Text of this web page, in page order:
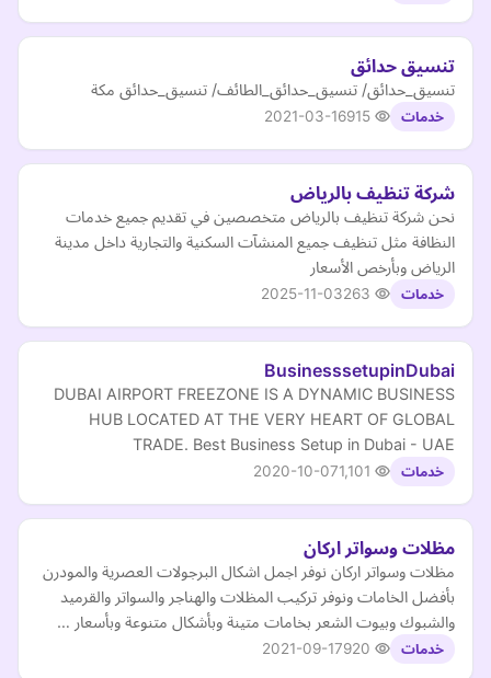
تنسيق حدائق
تنسيق_حدائق/ تنسيق_حدائق_الطائف/ تنسيق_حدائق مكة
خدمات 2021-03-16
شركة تنظيف بالرياض
نحن شركة تنظيف بالرياض متخصصين في تقديم جميع خدمات
النظافة مثل تنظيف جميع المنشآت السكنية والتجارية داخل مدينة
الرياض وبأرخص الأسعار
خدمات 2025-11-03
BusinesssetupinDubai
DUBAI AIRPORT FREEZONE IS A DYNAMIC BUSINESS
HUB LOCATED AT THE VERY HEART OF GLOBAL
TRADE. Best Business Setup in Dubai - UAE
خدمات 2020-10-07
مظلات وسواتر اركان
مظلات وسواتر اركان نوفر اجمل اشكال البرجولات العصرية والمودرن
بأفضل الخامات ونوفر تركيب المظلات والهناجر والسواتر والقرميد
والشبوك وبيوت الشعر بخامات متينة وبأشكال متنوعة وبأسعار …
خدمات 2021-09-17